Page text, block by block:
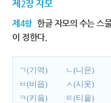
제2장 자모
제4항 한글 자모의 수는 스
이 정한다.
ㄱ(기역) ㄴ(니은)
ㅂ(비읍)
ㅅ(시옷)
ㅋ(키읔)
ㅌ(티읕)